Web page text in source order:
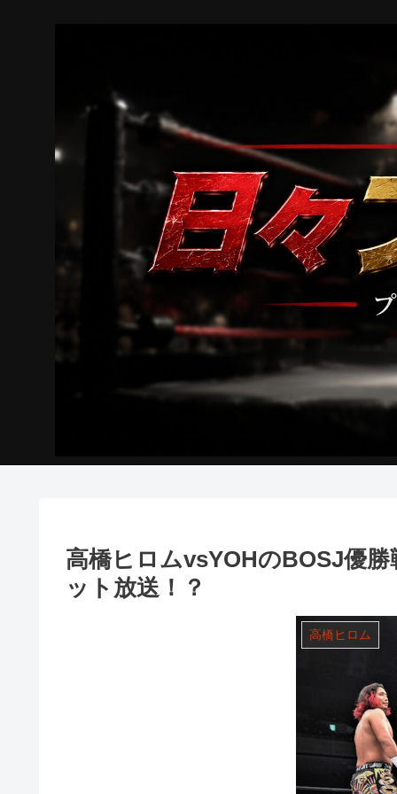
高橋ヒロムvsYOHのBOSJ優
ット放送！？
高橋ヒロム